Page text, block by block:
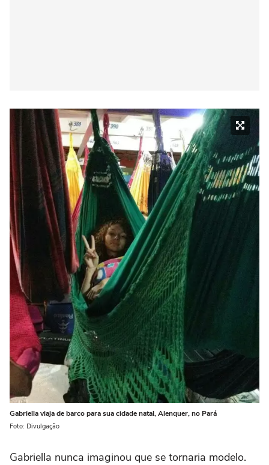
Gabriella viaja de barco para sua cidade natal, Alenquer, no Pará
Foto: Divulgação
Gabriella nunca imaginou que se tornaria modelo.